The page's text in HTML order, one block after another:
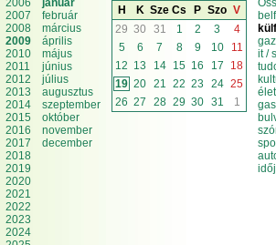
2006
2007
2008
2009
2010
2011
2012
2013
2014
2015
2016
2017
2018
2019
2020
2021
2022
2023
2024
január
február
március
április
május
június
július
augusztus
szeptember
október
november
december
H
K Sze Cs P Szo V
29 30 31 1 2 3
4
5
6 7 8 9 10
11
12 13 14 15 16 17
18
19 20 21 22 23 24 25
26 27 28 29 30 31 1
it /